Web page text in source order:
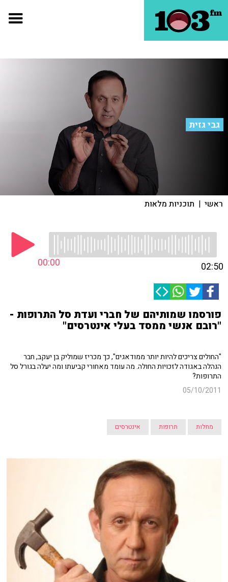
גבי גזית
ראשי | תוכניות מלאות
00:00 02:50
פורסמו שמותיהם של חברי ועדת סל התרופות -
"רובם אנשי ממסד בעלי אינטרסים"
"החולים צריכים להיות יותר ממודאגים", כך מכריז שמוליק בן יעקב, חבר
הנהלה באגודה לזכויות החולה. מה עומד מאחורי קביעתו ומה יעלה בגורל סל
התרופות?
05/10/2011
מחלות תרופות אינטרסים